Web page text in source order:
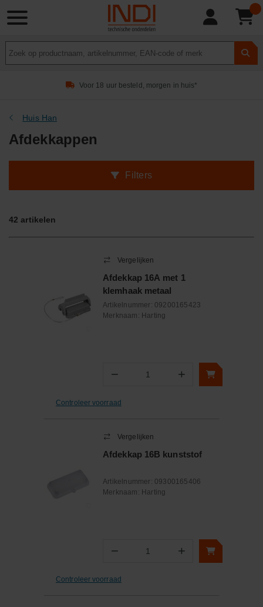
Voor 18 uur besteld, morgen in huis*
Huis Han
Afdekkappen
Filters
42 artikelen
Vergelijken
Afdekkap 16A met 1
klemhaak metaal
Artikelnummer: 09200165423
Merknaam: Harting
− Aantal +
Controleer voorraad
Vergelijken
Afdekkap 16B kunststof
Artikelnummer: 09300165406
Merknaam: Harting
− Aantal +
Controleer voorraad